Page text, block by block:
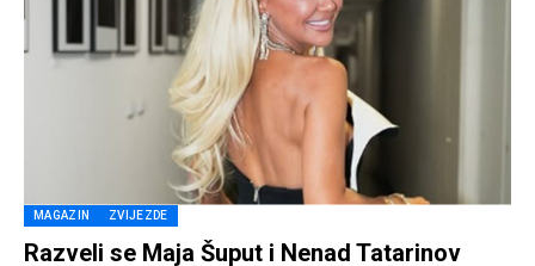
MAGAZIN ZVIJEZDE
Razveli se Maja Šuput i Nenad Tatarinov